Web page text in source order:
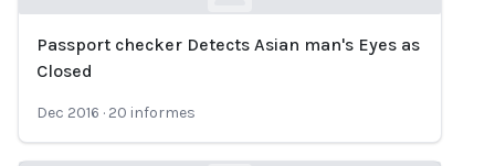
Loading...
Passport checker Detects Asian man's Eyes as
Closed
Dec 2016 · 20 informes